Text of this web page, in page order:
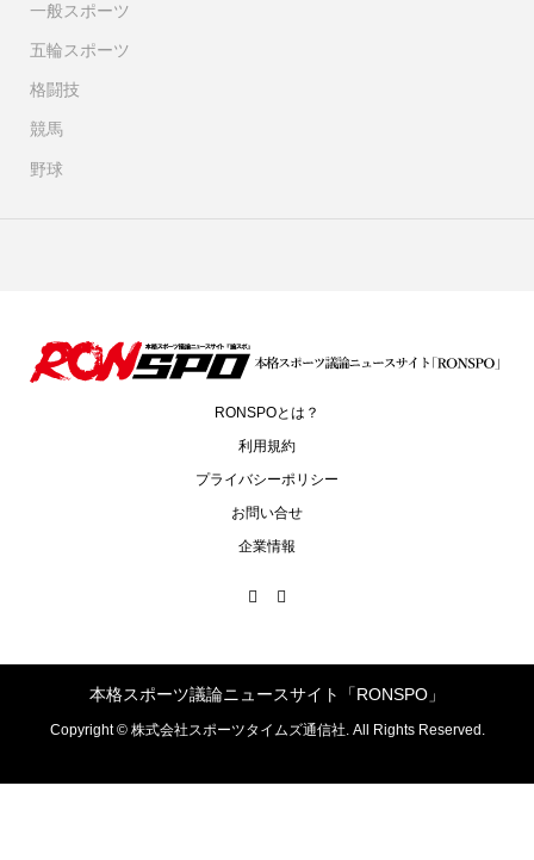
一般スポーツ
五輪スポーツ
格闘技
競馬
野球
RONSPOとは？
利用規約
プライバシーポリシー
お問い合せ
企業情報
本格スポーツ議論ニュースサイト「RONSPO」
Copyright ©株式会社スポーツタイムズ通信社. All Rights Reserved.